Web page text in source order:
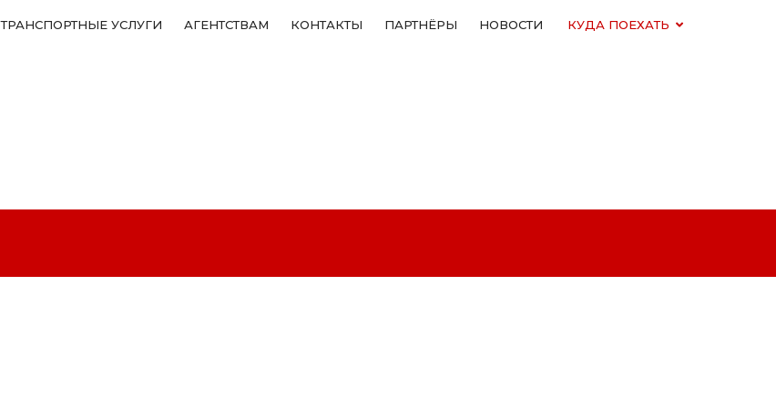
ТРАНСПОРТНЫЕ УСЛУГИ АГЕНТСТВАМ КОНТАКТЫ ПАРТНЁРЫ НОВОСТИ КУДА ПОЕХАТЬ